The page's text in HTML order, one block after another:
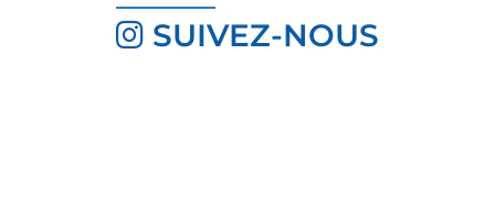
SUIVEZ-NOUS